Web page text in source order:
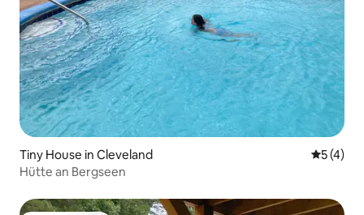
Tiny House in Cleveland
5 (4)
Hütte an Bergseen